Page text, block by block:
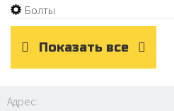
Болты
Показать все
Адрес: